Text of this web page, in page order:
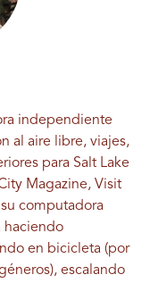
independiente
al aire libre, viajes,
para Salt Lake
Magazine, Visit
computadora
haciendo
en bicicleta (por
escalando